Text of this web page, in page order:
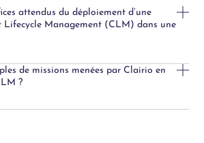
attendus du déploiement d’une
Lifecycle Management (CLM) dans une
de missions menées par Clairio en
?